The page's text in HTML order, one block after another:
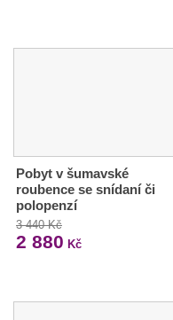
Pobyt v šumavské
roubence se snídaní či
polopenzí
3 440 Kč
2 880 Kč